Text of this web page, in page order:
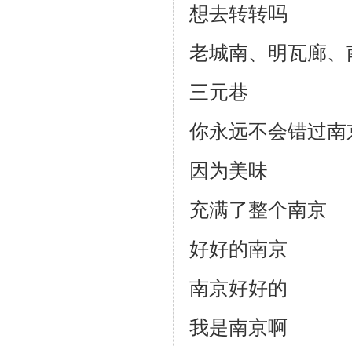
想去转转吗
老城南、明瓦廊
三元巷
你永远不会错过
因为美味
充满了整个南京
好好的南京
南京好好的
我是南京啊